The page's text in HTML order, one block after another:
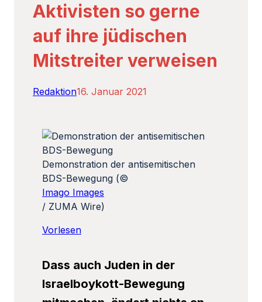
Aktivisten so gerne
auf ihre jüdischen
Mitstreiter verweisen
Redaktion16. Januar 2021
Demonstration der antisemitischen
BDS-Bewegung (©
Imago Images
/ ZUMA Wire)
Vorlesen
Dass auch Juden in der
Israelboykott-Bewegung